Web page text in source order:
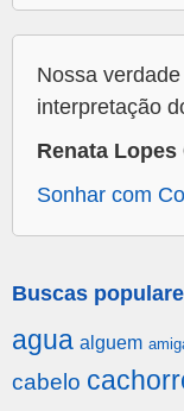
Nossa
interpretação
Renata
Sonhar com
Buscas
agua alguem
cabelo